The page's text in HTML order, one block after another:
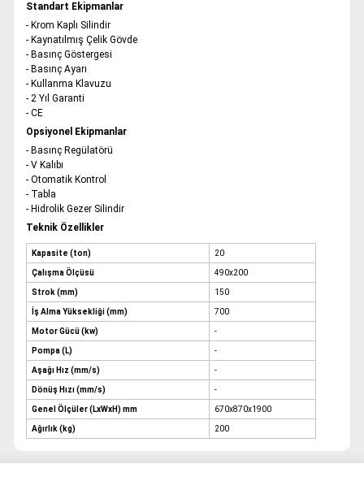
Standart Ekipmanlar
- Krom Kaplı Silindir
- Kaynatılmış Çelik Gövde
- Basınç Göstergesi
- Basınç Ayarı
- Kullanma Klavuzu
- 2 Yıl Garanti
- CE
Opsiyonel Ekipmanlar
- Basınç Regülatörü
- V Kalıbı
- Otomatik Kontrol
- Tabla
- Hidrolik Gezer Silindir
Teknik Özellikler
Kapasite (ton) 20
Çalışma Ölçüsü 490x200
Strok (mm) 150
İş Alma Yüksekliği (mm) 700
Motor Gücü (kw) -
Pompa (L) -
Aşağı Hız (mm/s) -
Dönüş Hızı (mm/s) -
Genel Ölçüler (LxWxH) mm 670x870x1900
Ağırlık (kg) 200